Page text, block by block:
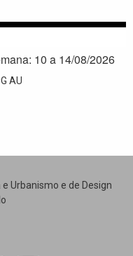
10 a 14/08/2026
AU
Urbanismo e de Design